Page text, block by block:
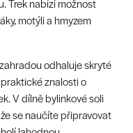
Trek nabízí možnost
motýli a hmyzem
odhaluje skryté
znalosti o
V dílně bylinkové soli
se naučíte připravovat